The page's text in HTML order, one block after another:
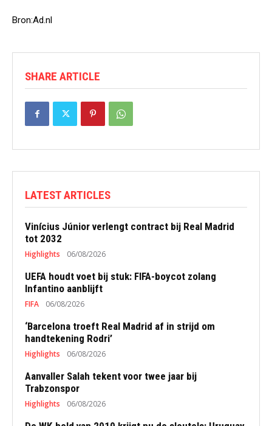
Bron:Ad.nl
SHARE ARTICLE
LATEST ARTICLES
Vinícius Júnior verlengt contract bij Real Madrid
tot 2032
Highlights 06/08/2026
UEFA houdt voet bij stuk: FIFA-boycot zolang
Infantino aanblijft
FIFA 06/08/2026
‘Barcelona troeft Real Madrid af in strijd om
handtekening Rodri’
Highlights 06/08/2026
Aanvaller Salah tekent voor twee jaar bij
Trabzonspor
Highlights 06/08/2026